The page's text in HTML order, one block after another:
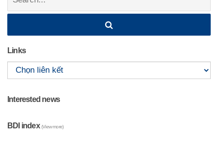
Links
Interested news
BDI index(View more)